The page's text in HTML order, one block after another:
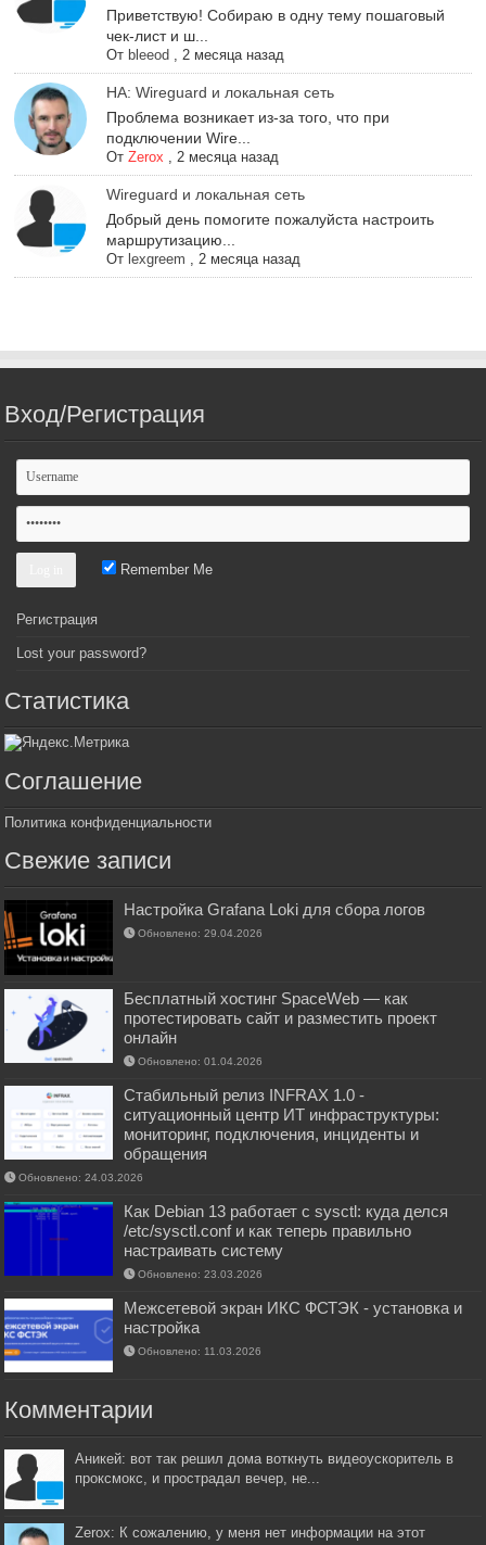
Приветствую! Собираю в одну тему пошаговый
чек-лист и ш...
От bleeod 2 месяца назад
НА: Wireguard и локальная сеть
Проблема возникает из-за того, что при
подключении Wire...
От Zerox 2 месяца назад
Wireguard и локальная сеть
Добрый день помогите пожалуйста настроить
маршрутизацию...
От lexgreem 2 месяца назад
Вход/Регистрация
Remember Me
Регистрация
Lost your password?
Статистика
Соглашение
Политика конфиденциальности
Свежие записи
Настройка Grafana Loki для сбора логов
Обновлено: 29.04.2026
Бесплатный хостинг SpaceWeb — как
протестировать сайт и разместить проект
онлайн
Обновлено: 01.04.2026
Стабильный релиз INFRAX 1.0 -
ситуационный центр ИТ инфраструктуры:
мониторинг, подключения, инциденты и
обращения
Обновлено: 24.03.2026
Как Debian 13 работает с sysctl: куда делся
/etc/sysctl.conf и как теперь правильно
настраивать систему
Обновлено: 23.03.2026
Межсетевой экран ИКС ФСТЭК - установка и
настройка
Обновлено: 11.03.2026
Комментарии
Аникей: вот так решил дома воткнуть видеоускоритель в
проксмокс, и прострадал вечер, не...
Zerox: К сожалению, у меня нет информации на этот